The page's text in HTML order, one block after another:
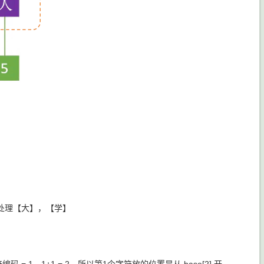
【大】，【学】